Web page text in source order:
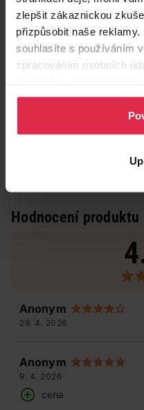
zlepšit zákaznickou
přizpůsobit naše
souhlasíte s používáním
zpracováním osobních
osobních údajů.
Hodnocení produktu
Anonym
29. 4. 2026
Anonym
9. 4. 2026
cena